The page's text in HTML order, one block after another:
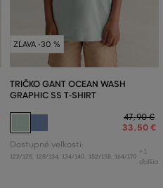
ZĽAVA -30 %
TRIČKO GANT OCEAN WASH
GRAPHIC SS T-SHIRT
47,90 €
33,50 €
Dostupné veľkosti:
122/128 128/134 134/140 152/158 164/170
+1
ďalšia